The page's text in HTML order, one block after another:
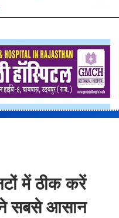
में ठीक करें
सबसे आसान